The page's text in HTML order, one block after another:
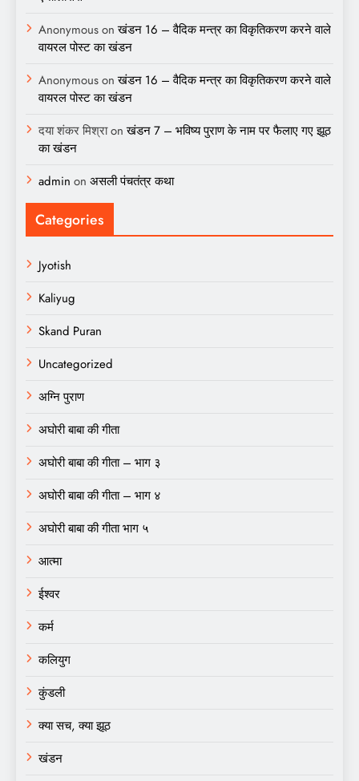
Anonymousonखंडन 16 – वैदिक मन्त्र का विकृतिकरण करने वाले
वायरल पोस्ट का खंडन
Anonymousonखंडन 16 – वैदिक मन्त्र का विकृतिकरण करने वाले
वायरल पोस्ट का खंडन
दया शंकर मिश्राonखंडन 7 – भविष्य पुराण के नाम पर फैलाए गए झूठ
का खंडन
admin on असली पंचतंत्र कथा
Categories
Jyotish
Kaliyug
Skand Puran
Uncategorized
अग्नि पुराण
अघोरी बाबा की गीता
अघोरी बाबा की गीता – भाग ३
अघोरी बाबा की गीता – भाग ४
अघोरी बाबा की गीता भाग ५
आत्मा
ईश्वर
कर्म
कलियुग
कुंडली
क्या सच, क्या झूठ
खंडन